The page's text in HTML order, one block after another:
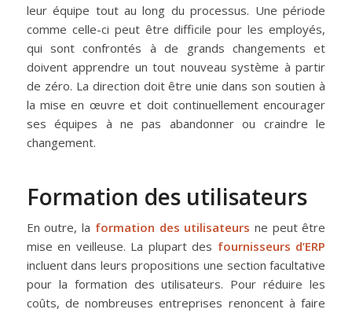
leur équipe tout au long du processus. Une période
comme celle-ci peut être difficile pour les employés,
qui sont confrontés à de grands changements et
doivent apprendre un tout nouveau système à partir
de zéro. La direction doit être unie dans son soutien à
la mise en œuvre et doit continuellement encourager
ses équipes à ne pas abandonner ou craindre le
changement.
Formation des utilisateurs
En outre, la formation des utilisateurs ne peut être
mise en veilleuse. La plupart des fournisseurs d’ERP
incluent dans leurs propositions une section facultative
pour la formation des utilisateurs. Pour réduire les
coûts, de nombreuses entreprises renoncent à faire